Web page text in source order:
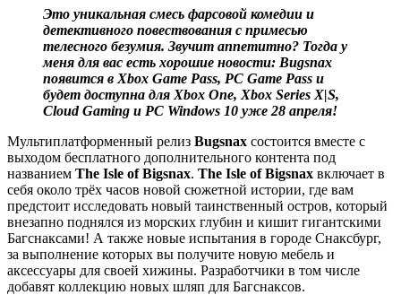
Это уникальная смесь фарсовой комедии и
детективного повествования с примесью
телесного безумия. Звучит аппетитно? Тогда у
меня для вас есть хорошие новости: Bugsnax
появится в Xbox Game Pass, PC Game Pass и
будет доступна для Xbox One, Xbox Series X|S,
Cloud Gaming и РС Windows 10 уже 28 апреля!
Мультиплатформенный релиз Bugsnax состоится вместе с
выходом бесплатного дополнительного контента под
названием The Isle of Bigsnax. The Isle of Bigsnax включает в
себя около трёх часов новой сюжетной истории, где вам
предстоит исследовать новый таинственный остров, который
внезапно поднялся из морских глубин и кишит гигантскими
Багснаксами! А также новые испытания в городе Снаксбург,
за выполнение которых вы получите новую мебель и
аксессуары для своей хижины. Разработчики в том числе
добавят коллекцию новых шляп для Багснаксов.